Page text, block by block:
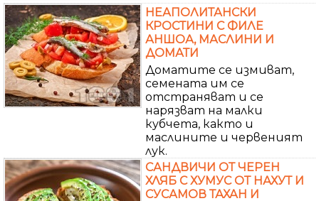
НЕАПОЛИТАНСКИ
КРОСТИНИ С ФИЛЕ
АНШОА, МАСЛИНИ И
ДОМАТИ
Доматите се измиват,
семената им се
отстраняват и се
нарязват на малки
кубчета, както и
маслините и червеният
лук.
САНДВИЧИ ОТ ЧЕРЕН
ХЛЯБ С ХУМУС ОТ НАХУТ И
СУСАМОВ ТАХАН И